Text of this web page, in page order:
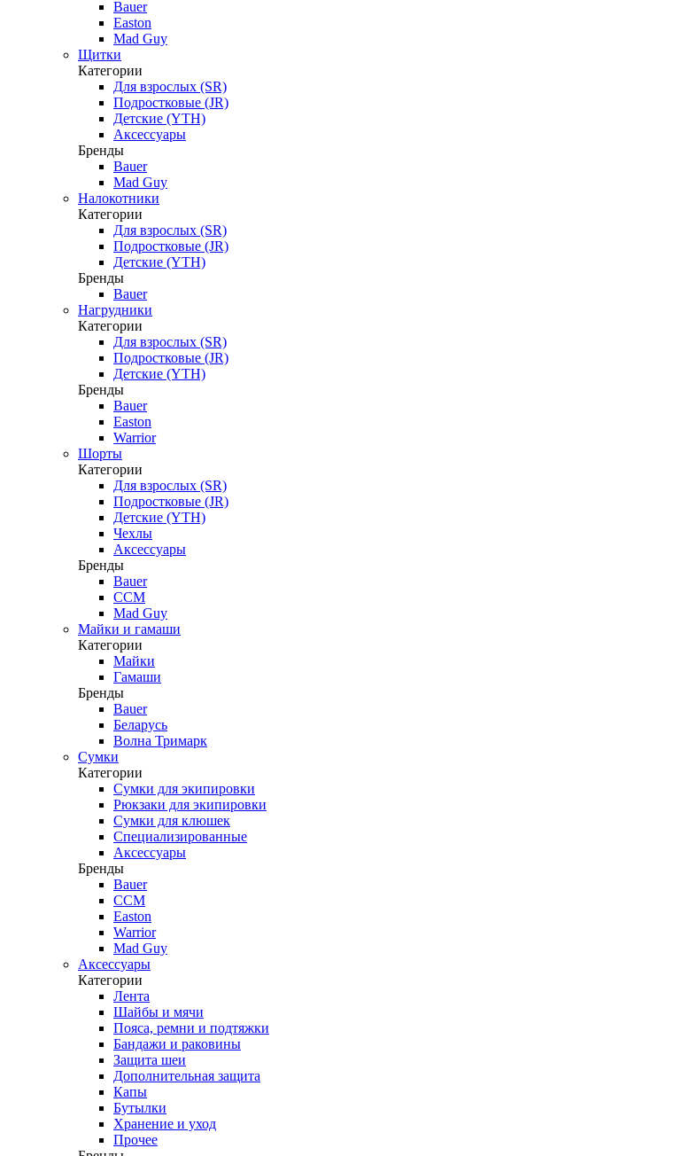
Bauer
Easton
Mad Guy
Щитки
Категории
Для взрослых (SR)
Подростковые (JR)
Детские (YTH)
Аксессуары
Бренды
Bauer
Mad Guy
Налокотники
Категории
Для взрослых (SR)
Подростковые (JR)
Детские (YTH)
Бренды
Bauer
Нагрудники
Категории
Для взрослых (SR)
Подростковые (JR)
Детские (YTH)
Бренды
Bauer
Easton
Warrior
Шорты
Категории
Для взрослых (SR)
Подростковые (JR)
Детские (YTH)
Чехлы
Аксессуары
Бренды
Bauer
CCM
Mad Guy
Майки и гамаши
Категории
Майки
Гамаши
Бренды
Bauer
Беларусь
Волна Тримарк
Сумки
Категории
Сумки для экипировки
Рюкзаки для экипировки
Сумки для клюшек
Специализированные
Аксессуары
Бренды
Bauer
CCM
Easton
Warrior
Mad Guy
Аксессуары
Категории
Лента
Шайбы и мячи
Пояса, ремни и подтяжки
Бандажи и раковины
Защита шеи
Дополнительная защита
Капы
Бутылки
Хранение и уход
Прочее